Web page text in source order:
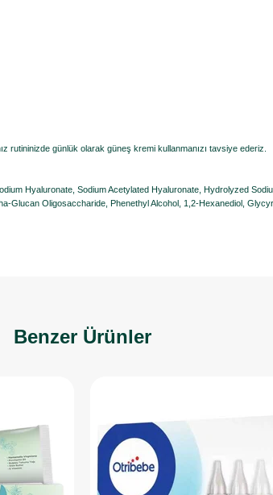
rutininizde günlük olarak güneş kremi kullanmanızı tavsiye ederiz.
Hyaluronate, Sodium Acetylated Hyaluronate, Hydrolyzed
Glucan Oligosaccharide, Phenethyl Alcohol, 1,2-Hexanediol,
Benzer Ürünler